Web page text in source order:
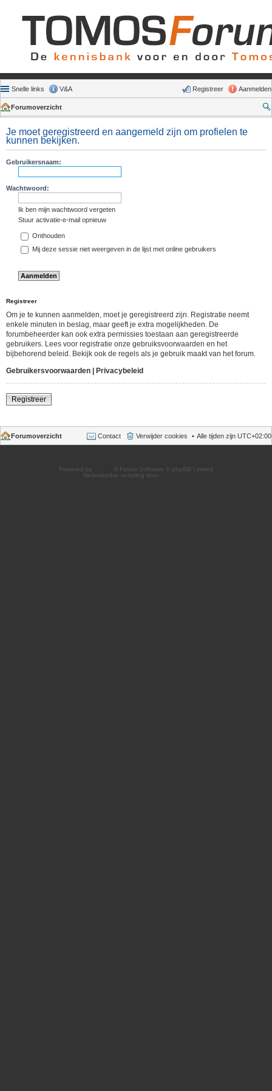
Snelle links V&A Aanmelden
Registreer
Forumoverzicht
Je moet geregistreerd en aangemeld zijn om profielen te
kunnen bekijken.
Gebruikersnaam:
Wachtwoord:
Ik ben mijn wachtwoord vergeten
Stuur activatie-e-mail opnieuw
Onthouden
Mij deze sessie niet weergeven in de lijst met online gebruikers
Registreer
Om je te kunnen aanmelden, moet je geregistreerd zijn. Registratie neemt
enkele minuten in beslag, maar geeft je extra mogelijkheden. De
forumbeheerder kan ook extra permissies toestaan aan geregistreerde
gebruikers. Lees voor registratie onze gebruiksvoorwaarden en het
bijbehorend beleid. Bekijk ook de regels als je gebruik maakt van het forum.
Gebruikersvoorwaarden
Privacybeleid
Registreer
Forumoverzicht Alle tijden zijn UTC+02:00
Verwijder cookies
Contact
Powered by
® Forum Software © phpBB Limited
Nederlandse vertaling door